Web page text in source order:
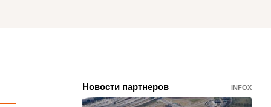
Новости партнеров INFOX